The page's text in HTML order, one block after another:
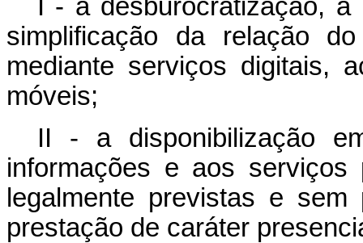
I - a desburocratização, a
simplificação da relação
mediante serviços digitais,
móveis;
II - a disponibilização
informações e aos serviços
legalmente previstas e
prestação de caráter